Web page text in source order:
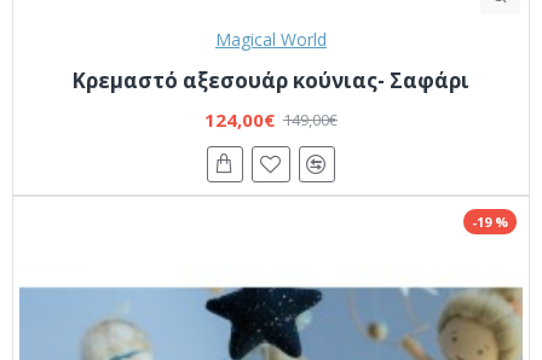
Magical World
Κρεμαστό αξεσουάρ κούνιας- Σαφάρι
124,00€ 149,00€
-19 %